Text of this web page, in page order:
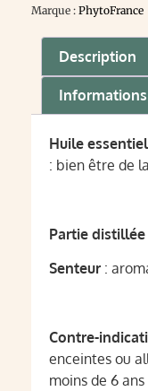
Marque : PhytoFrance
Description
Huile
: bien être de
Partie distillée
Senteur :
Contre-
enceintes ou
moins de 6